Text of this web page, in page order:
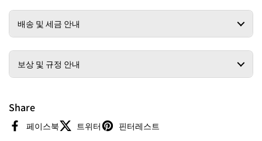
배송 및 세금 안내
보상 및 규정 안내
Share
페이스북 트위터 핀터레스트